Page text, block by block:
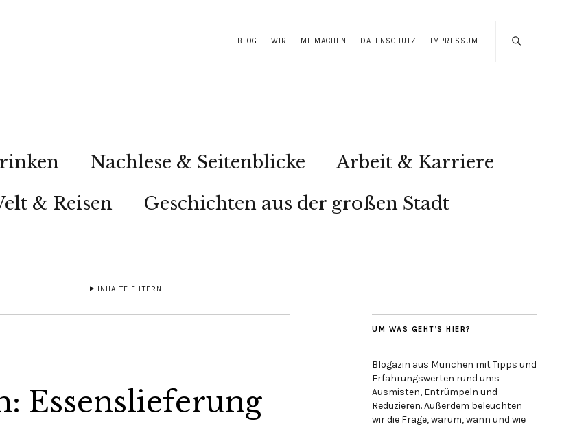
BLOG WIR MITMACHEN DATENSCHUTZ IMPRESSUM
Nachlese & Seitenblicke
Arbeit & Karriere
& Reisen Geschichten aus der großen Stadt
INHALTE FILTERN
Essenslieferung
UM WAS GEHT’S HIER?
Blogazin aus München mit Tipps und
Erfahrungswerten rund ums
Ausmisten, Entrümpeln und
Reduzieren. Außerdem beleuchten
wir die Frage, warum, wann und wie